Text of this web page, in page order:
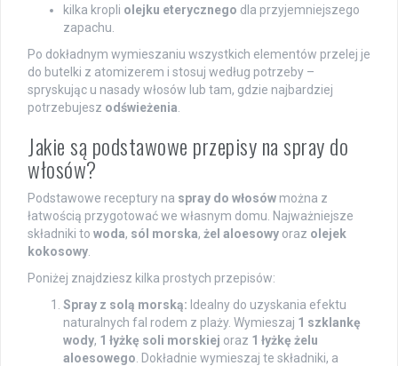
kilka kropli olejku eterycznego dla przyjemniejszego
zapachu.
Po dokładnym wymieszaniu wszystkich elementów przelej je
do butelki z atomizerem i stosuj według potrzeby –
spryskując u nasady włosów lub tam, gdzie najbardziej
potrzebujesz odświeżenia
Jakie są podstawowe przepisy na spray do
włosów?
Podstawowe receptury na spray do włosów można z
łatwością przygotować we własnym domu. Najważniejsze
składniki to woda, sól morska, żel aloesowy oraz olejek
kokosowy
Poniżej znajdziesz kilka prostych przepisów:
Spray z solą morską: Idealny do uzyskania efektu
naturalnych fal rodem z plaży. Wymieszaj 1 szklankę
wody, 1 łyżkę soli morskiej oraz 1 łyżkę żelu
aloesowego . Dokładnie wymieszaj te składniki, a